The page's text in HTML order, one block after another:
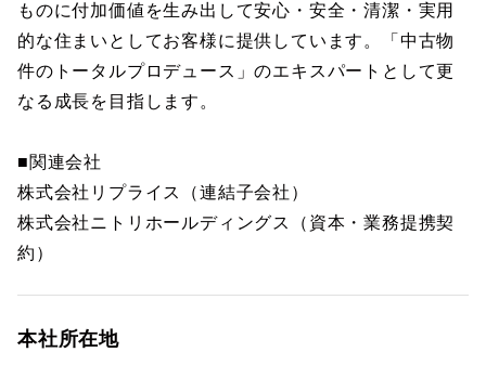
ものに付加価値を生み出して安心・安全・清潔・実用
的な住まいとしてお客様に提供しています。「中古物
件のトータルプロデュース」のエキスパートとして更
なる成長を目指します。
■関連会社
株式会社リプライス（連結子会社）
株式会社ニトリホールディングス（資本・業務提携契
約）
本社所在地